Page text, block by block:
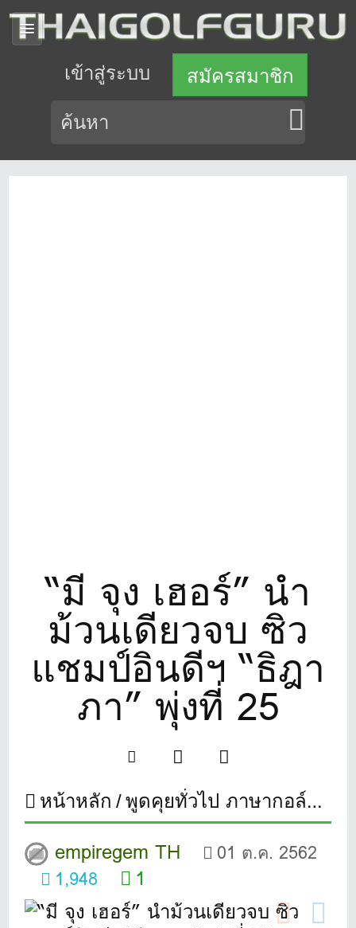
เข้าสู่ระบบ สมัครสมาชิก
“มี จุง เฮอร์” นำ
ม้วนเดียวจบ ซิว
แชมป์อินดีฯ “ธิฎา
ภา” พุ่งที่ 25
หน้าหลัก พูดคุยทั่วไป ภาษากอล์ฟ
empiregem TH
01 ต.ค. 2562
1,948
1